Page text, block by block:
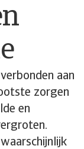
aan
zorgen
en